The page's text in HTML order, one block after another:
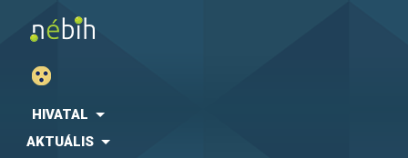
HIVATAL
AKTUÁLIS